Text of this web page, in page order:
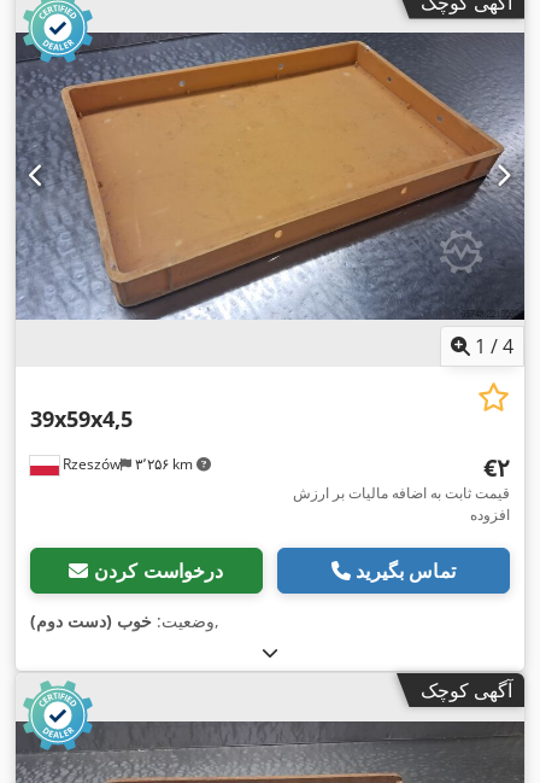
1 /4
Rzeszów ۳٬۲۵۶ km
39x59x4,5
‎€۲
قیمت ثابت به اضافه مالیات بر ارزش
افزوده
درخواست کردن تماس بگیرید
وضعیت: خوب (دست دوم) ,
آگهی کوچک